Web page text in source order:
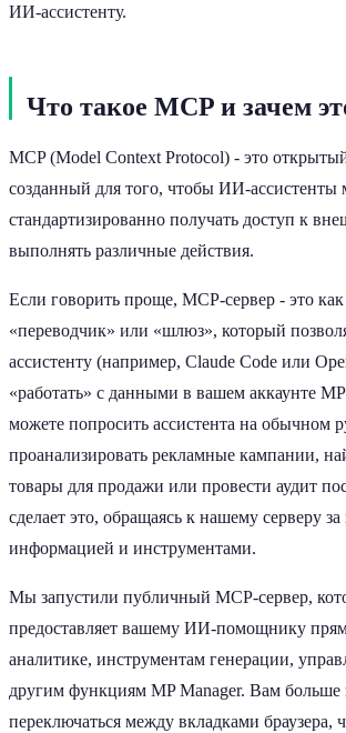
ИИ-ассистенту.
Что такое MCP и зачем
MCP (Model Context Protocol) - это
созданный для того, чтобы ИИ-ассистенты
стандартизированно получать доступ к
выполнять различные действия.
Если говорить проще, MCP-сервер - это
«переводчик» или «шлюз», который
ассистенту (например, Claude Code или
«работать» с данными в вашем аккаунте
можете попросить ассистента на обычном
проанализировать рекламные кампании,
товары для продажи или провести аудит
сделает это, обращаясь к нашему серверу
информацией и инструментами.
Мы запустили публичный MCP-сервер,
предоставляет вашему ИИ-помощнику
аналитике, инструментам генерации,
другим функциям MP Manager. Вам
переключаться между вкладками браузера,